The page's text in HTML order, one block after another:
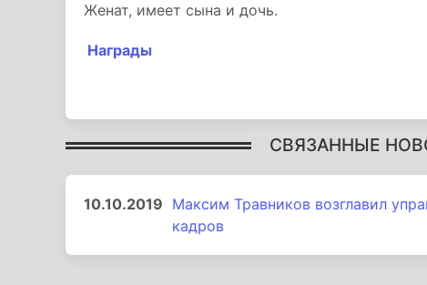
Женат, имеет сына и дочь.
Награды
СВЯЗАННЫЕ
10.10.2019 Максим Травников возглавил
кадров